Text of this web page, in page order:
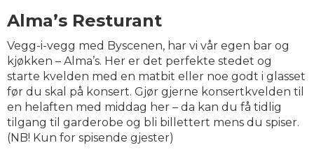
Alma’s Resturant
Vegg-i-vegg med Byscenen, har vi vår egen bar og
kjøkken – Alma’s. Her er det perfekte stedet og
starte kvelden med en matbit eller noe godt i glasset
før du skal på konsert. Gjør gjerne konsertkvelden til
en helaften med middag her – da kan du få tidlig
tilgang til garderobe og bli billettert mens du spiser.
(NB! Kun for spisende gjester)